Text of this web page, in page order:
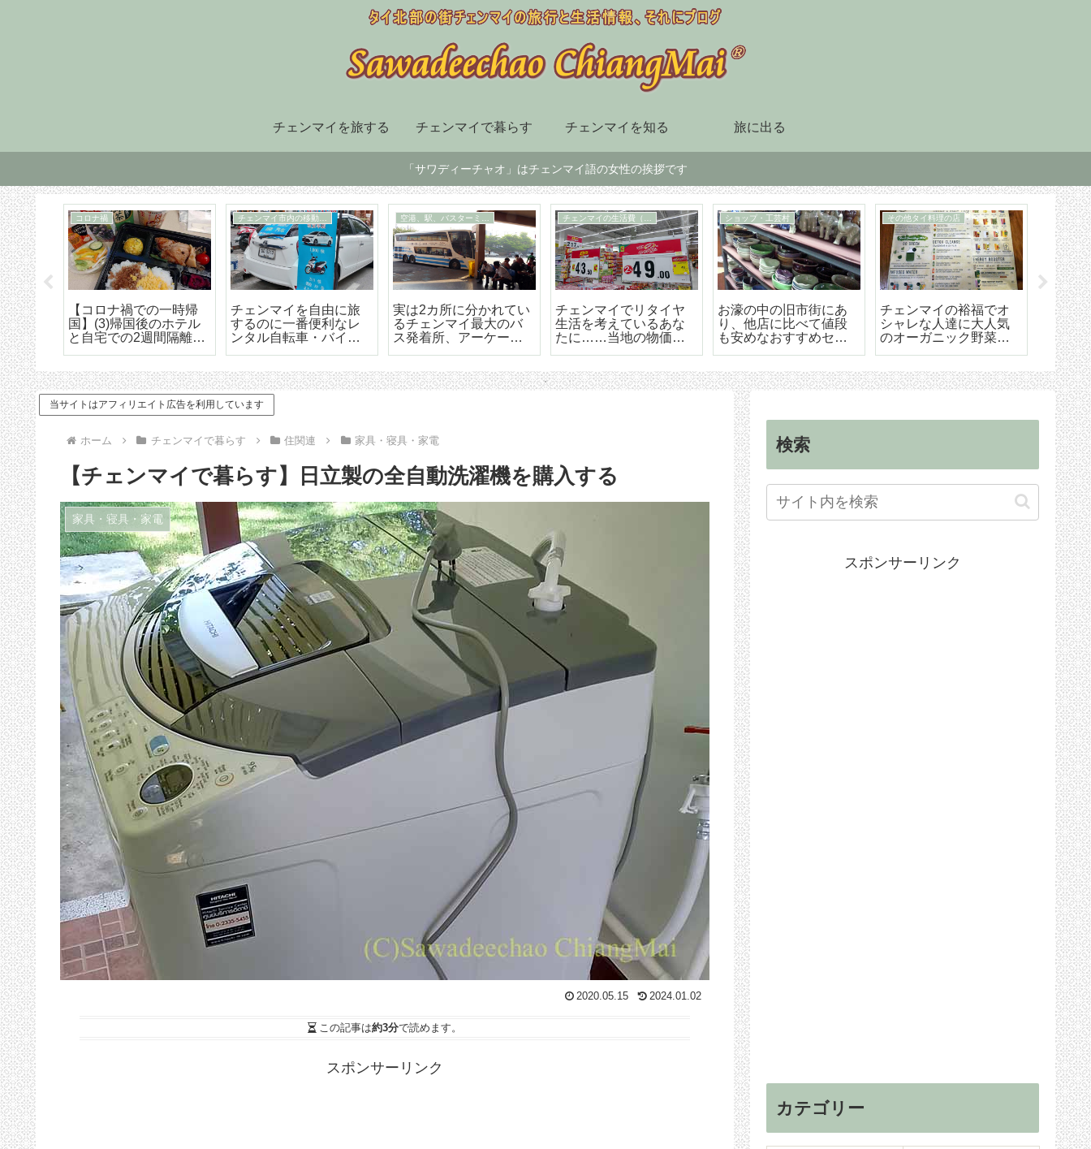
チェンマイを旅する チェンマイで暮らす チェンマイを知る 旅に出る
「サワディーチャオ」はチェンマイ語の女性の挨拶です
でオ
人気
菜創
ラン
住まい探し
チェンマイ長期滞在の
ための住まい探しはこ
うやろう エリア選び
TM30
TM-30とは何か、初回届
け出の方法などの詳細
な解説
チェンマイ市内の移動手段
BTSも地下鉄もないチ
ェンマイはソンテウで
の移動が便利で楽しい
スーパー、デパート、ショッピングセンター
チェンマイ最大の高級
のショッピングセンタ
ー「セントラルフェス
90日レポート
「90日レポート」を提
出する
タイ暮らしのビザ
チェンマイ（タイ）長
期滞在生活のためのリ
タイヤメント（NON-
【
マイ空
ド 降
ら市内
手続き
当サイトはアフィリエイト広告を利用しています
ホーム チェンマイで暮らす 住関連 家具・寝具・家電
【チェンマイで暮らす】日立製の全自動洗濯機を購入する
家具・寝具・家電
2020.05.15 2024.01.02
この記事は約3分で読めます。
スポンサーリンク
検索
スポンサーリンク
カテゴリー